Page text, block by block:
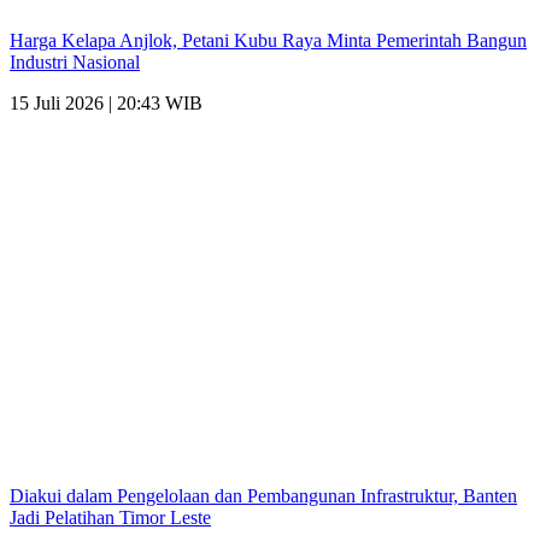
Harga Kelapa Anjlok, Petani Kubu Raya Minta Pemerintah Bangun
Industri Nasional
15 Juli 2026 | 20:43 WIB
Diakui dalam Pengelolaan dan Pembangunan Infrastruktur, Banten
Jadi Pelatihan Timor Leste